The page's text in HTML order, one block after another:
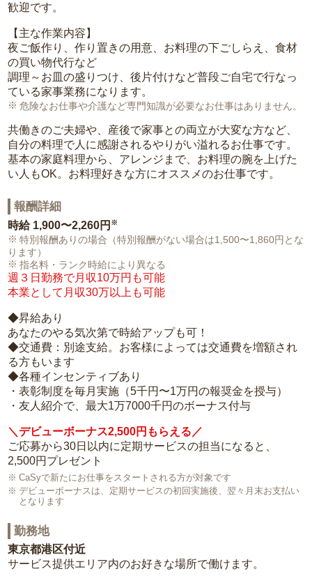
歓迎です。
【主な作業内容】
夜ご飯作り、作り置きの用意、お料理の下ごしらえ、食材
の買い物代行など
調理～お皿の盛りつけ、後片付けなど普段ご自宅で行なっ
ている家事業務になります。
危険なお仕事や介護など専門知識が必要なお仕事はありません。
共働きのご夫婦や、産後で家事との両立が大変な方など、
自分の料理で人に感謝されるやりがい溢れるお仕事です。
基本の家庭料理から、アレンジまで、お料理の腕を上げた
い人もOK。お料理好きな方にオススメのお仕事です。
報酬詳細
時給 1,900〜2,260円 ※
特別報酬ありの場合（特別報酬がない場合は1,500〜1,860円とな
ります）
指名料・ランク時給により異なる
週３日勤務で月収10万円も可能
本業として月収30万以上も可能
◆昇給あり
あなたのやる気次第で時給アップも可！
◆交通費：別途支給。お客様によっては交通費を増額され
る方もいます
◆各種インセンティブあり
・表彰制度を毎月実施（5千円〜1万円の報奨金を授与）
・友人紹介で、最大1万7000千円のボーナス付与
＼デビューボーナス2,500円もらえる／
ご応募から30日以内に定期サービスの担当になると、
2,500円プレゼント
CaSyで新たにお仕事をスタートされる方が対象です
デビューボーナスは、定期サービスの初回実施後、翌々月末お支払い
となります
勤務地
東京都港区付近
サービス提供エリア内のお好きな場所で働けます。